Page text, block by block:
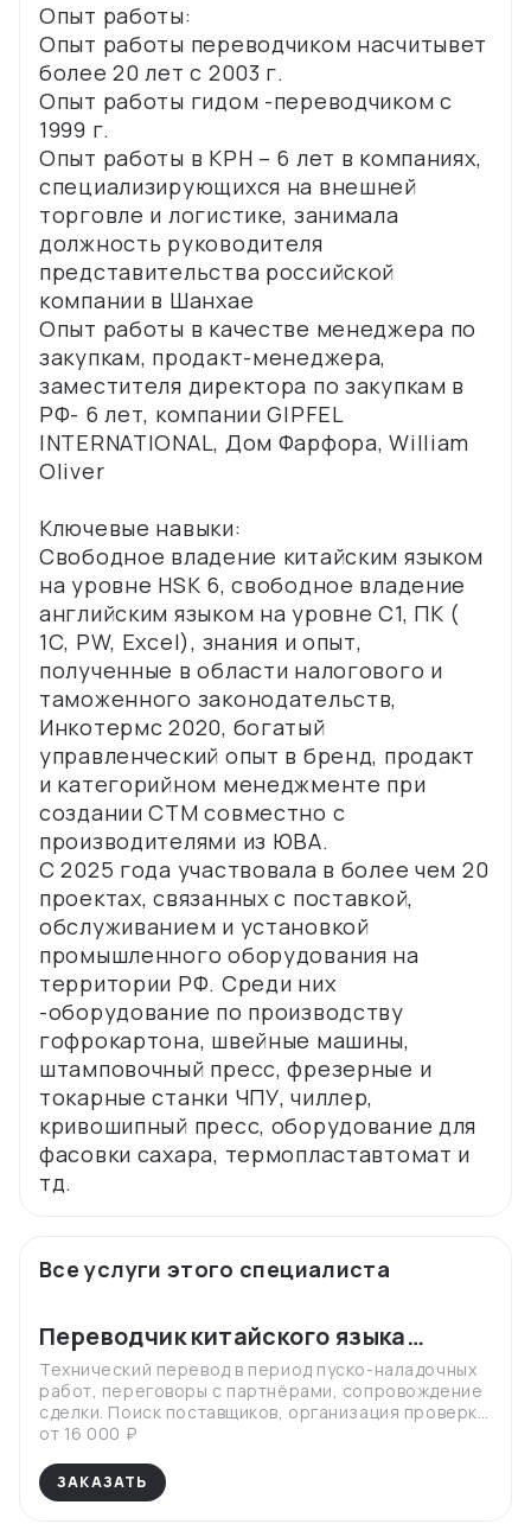
Опыт работы:
Опыт работы переводчиком насчитывет
более 20 лет с 2003 г.
Опыт работы гидом -переводчиком с
1999 г.
Опыт работы в КРН – 6 лет в компаниях,
специализирующихся на внешней
торговле и логистике, занимала
должность руководителя
представительства российской
компании в Шанхае
Опыт работы в качестве менеджера по
закупкам, продакт-менеджера,
заместителя директора по закупкам в
РФ- 6 лет, компании GIPFEL
INTERNATIONAL, Дом Фарфора, William
Oliver
Ключевые навыки:
Свободное владение китайским языком
на уровне HSK 6, свободное владение
английским языком на уровне С1, ПК (
1С, PW, Excel), знания и опыт,
полученные в области налогового и
таможенного законодательств,
Инкотермс 2020, богатый
управленческий опыт в бренд, продакт
и категорийном менеджменте при
создании СТМ совместно с
производителями из ЮВА.
С 2025 года участвовала в более чем 20
проектах, связанных с поставкой,
обслуживанием и установкой
промышленного оборудования на
территории РФ. Среди них
-оборудование по производству
гофрокартона, швейные машины,
штамповочный пресс, фрезерные и
токарные станки ЧПУ, чиллер,
кривошипный пресс, оборудование для
фасовки сахара, термопластавтомат и
Все услуги этого специалиста
Переводчик китайского языка
(устный\письменный) в период
пуско-наладочных работ,
заключения контракта, обсуждения
деталей и условий поставки .
Технический перевод в период пуско-наладочных
работ, переговоры с партнёрами, сопровождение
сделки. Поиск поставщиков, организация проверки
качества товара, сопровождение сделки в
закупкам. Экспертиза в области производителей
посуды в Китае, а также качества работы
от 16 000 ₽
ЗАКАЗАТЬ